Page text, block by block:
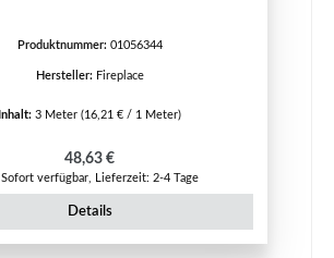
Produktnummer: 01056344
Hersteller: Fireplace
Inhalt: 3 Meter (16,21 € / 1 Meter)
Regulärer Preis:
48,63 €
Sofort verfügbar, Lieferzeit: 2-4 Tage
Details